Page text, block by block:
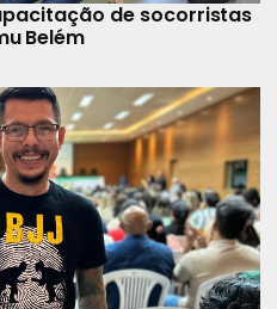
de socorristas
Belém